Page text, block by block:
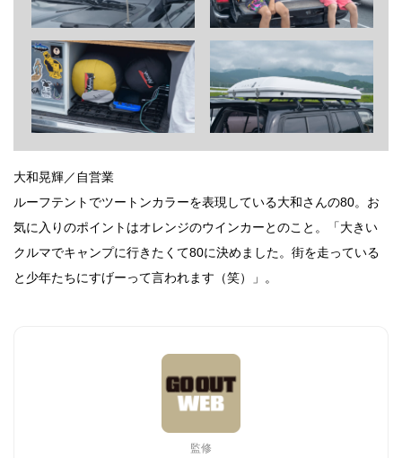
大和晃輝／自営業
ルーフテントでツートンカラーを表現している大和さんの80。お
気に入りのポイントはオレンジのウインカーとのこと。「大きい
クルマでキャンプに行きたくて80に決めました。街を走っている
と少年たちにすげーって言われます（笑）」。
監修